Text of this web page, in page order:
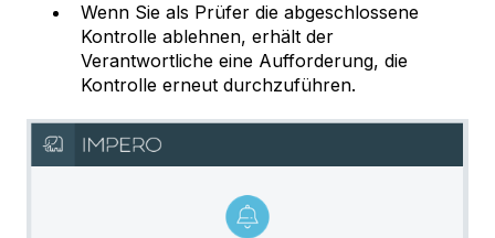
Wenn Sie als Prüfer die abgeschlossene
Kontrolle ablehnen, erhält der
Verantwortliche eine Aufforderung, die
Kontrolle erneut durchzuführen.